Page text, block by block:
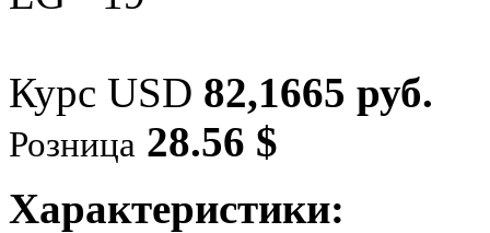
Курс USD 82,1665 руб.
Розница 28.56 $
Характеристики: